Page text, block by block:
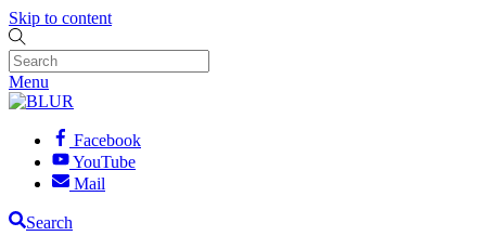
Skip to content
Menu
Facebook
YouTube
Mail
Search